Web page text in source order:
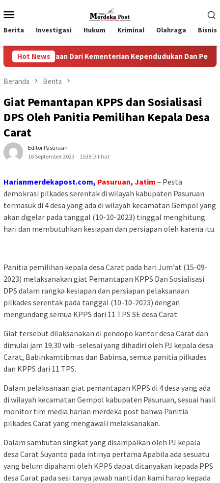
ke
kontenMobile
Berita Investigasi Hukum Kriminal Olahraga Bisnis
Hot News
Dari Kementerian Kependudukan Dan Pembangunan
Beranda Berita
Giat Pemantapan KPPS dan Sosialisasi
DPS Oleh Panitia Pemilihan Kepala Desa
Carat
Editor Pasuruan
16 September 2023
1538 Dilihat
Harianmerdekapost.com, Pasuruan, Jatim – Pesta
demokrasi pilkades serentak di wilayah kabupaten Pasuruan
termasuk di 4 desa yang ada di wilayah kecamatan Gempol yang
akan digelar pada tanggal (10-10-2023) tinggal menghitung
hari dan membutuhkan kesiapan dan persiapan oleh karena itu.
Panitia pemilihan kepala desa Carat pada hari Jum’at (15-09-
2023) melaksanakan giat Pemantapan KPPS Dan Sosialisasi
DPS dalam rangka kesiapan dan persiapan pelaksanaan
pilkades serentak pada tanggal (10-10-2023) dengan
mengundang semua KPPS dari 11 TPS SE desa Carat.
Giat tersebut dilaksanakan di pendopo kantor desa Carat dan
dimulai jam 19.30 wib -selesai yang dihadiri oleh PJ kepala desa
Carat, Babinkamtibmas dan Babinsa, semua panitia pilkades
dan KPPS dari 11 TPS.
Dalam pelaksanaan giat pemantapan KPPS di 4 desa yang ada
di wilayah kecamatan Gempol kabupaten Pasuruan, sesuai hasil
monitor tim media harian merdeka post bahwa Panitia
pilkades Carat yang mengawali melaksanakan.
Dalam sambutan singkat yang disampaikan oleh PJ kepala
desa Carat Suyanto pada intinya pertama Apabila ada sesuatu
yang belum dipahami oleh KPPS dapat ditanyakan kepada PPS
desa Carat pada sesi tanya jawab nanti dan kami harap kepada